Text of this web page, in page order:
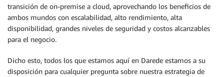
transición de on-premise a cloud, aprovechando los beneficios de
ambos mundos con escalabilidad, alto rendimiento, alta
disponibilidad, grandes niveles de seguridad y costos alcanzables
para el negocio.
Dicho esto, todos los que estamos aquí en Darede estamos a su
disposición para cualquier pregunta sobre nuestra estrategia de